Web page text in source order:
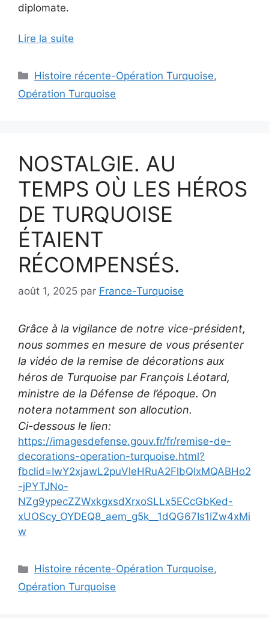
diplomate.
Lire la suite
Catégories
Histoire récente-Opération Turquoise,
Opération Turquoise
NOSTALGIE. AU
TEMPS OÙ LES HÉROS
DE TURQUOISE
ÉTAIENT
RÉCOMPENSÉS.
août 1, 2025 par France-Turquoise
Grâce à la vigilance de notre vice-président,
nous sommes en mesure de vous présenter
la vidéo de la remise de décorations aux
héros de Turquoise par François Léotard,
ministre de la Défense de l’époque. On
notera notamment son allocution.
Ci-dessous le lien:
https://imagesdefense.gouv.fr/fr/remise-de-
decorations-operation-turquoise.html?
fbclid=IwY2xjawL2puVleHRuA2FlbQIxMQABHo2
-jPYTJNo-
NZg9ypecZZWxkgxsdXrxoSLLx5ECcGbKed-
xUOScy_OYDEQ8_aem_g5k__1dQG67Is1IZw4xMi
w
Catégories
Histoire récente-Opération Turquoise,
Opération Turquoise